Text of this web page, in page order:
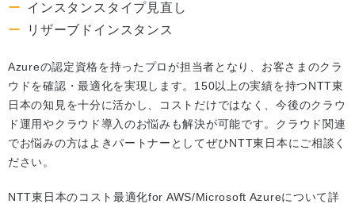
インスタンスタイプ見直し
リザーブドインスタンス
Azureの認定資格を持ったプロが担当者となり、お客さまのクラ
ウドを確認・最適化を実現します。150以上の実績を持つNTT東
日本の知見を十分に活かし、コストだけではなく、今後のクラウ
ド運用やクラウド導入のお悩みも解決が可能です。クラウド関連
でお悩みの方はよきパートナーとしてぜひNTT東日本にご相談く
ださい。
NTT東日本のコスト最適化for AWS/Microsoft Azureについて詳